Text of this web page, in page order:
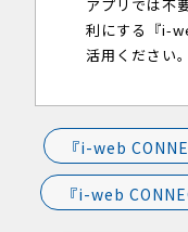
アプリでは不
利にする『i-
活用ください。
『i-web
『i-web